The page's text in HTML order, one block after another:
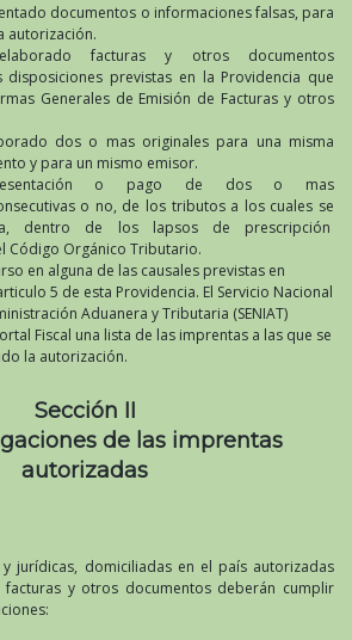
documentos o informaciones falsas, para
autorización.
facturas y otros documentos
disposiciones previstas en la Providencia que
Generales de Emisión de Facturas y otros
dos o mas originales para una misma
y para un mismo emisor.
o pago de dos o mas
o no, de los tributos a los cuales se
dentro de los lapsos de prescripción
Código Orgánico Tributario.
en alguna de las causales previstas en
5 de esta Providencia. El Servicio Nacional
Aduanera y Tributaria (SENIAT)
Fiscal una lista de las imprentas a las que se
la autorización.
Sección II
de las imprentas
autorizadas
jurídicas, domiciliadas en el país autorizadas
y otros documentos deberán cumplir